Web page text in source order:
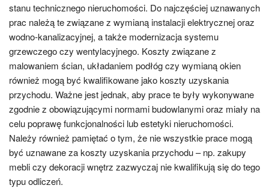
stanu technicznego nieruchomości. Do najczęściej uznawanych
prac należą te związane z wymianą instalacji elektrycznej oraz
wodno-kanalizacyjnej, a także modernizacja systemu
grzewczego czy wentylacyjnego. Koszty związane z
malowaniem ścian, układaniem podłóg czy wymianą okien
również mogą być kwalifikowane jako koszty uzyskania
przychodu. Ważne jest jednak, aby prace te były wykonywane
zgodnie z obowiązującymi normami budowlanymi oraz miały na
celu poprawę funkcjonalności lub estetyki nieruchomości.
Należy również pamiętać o tym, że nie wszystkie prace mogą
być uznawane za koszty uzyskania przychodu – np. zakupy
mebli czy dekoracji wnętrz zazwyczaj nie kwalifikują się do tego
typu odliczeń.